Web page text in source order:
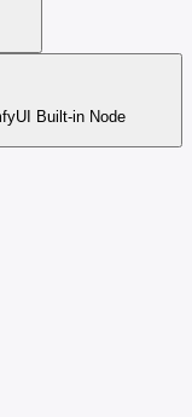
Built-in Node